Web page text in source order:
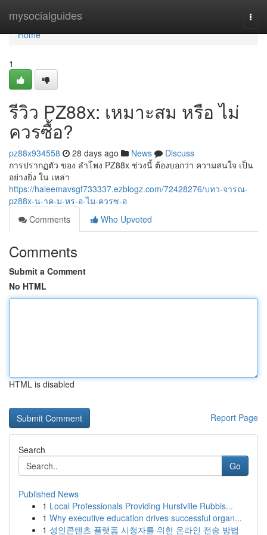
mysocialguides
Home
Home
1
รีวิว PZ88x: เหมาะสม หรือ ไม่
ควรซื้อ?
pz88x934558 28 days ago News
Discuss
การปรากฏตัว ของ ลำโพง PZ88x ช่วงนี้ ต้องบอกว่า ความสนใจ เป็น
อย่างยิ่ง ใน เหล่า
https://haleemavsgf733337.ezblogz.com/72428276/บทว-จารณ-
pz88x-น-าค-ม-หร-อ-ไม-ควรซ-อ
Comments
Who Upvoted
Comments
Submit a Comment
No HTML
HTML is disabled
Report Page
Search
Go
Published News
1 Local Professionals Providing Hurstville Rubbis...
1 Why executive education drives successful organ...
1 성인콘텐츠 플랫폼 시청자를 위한 온라인 전송 방법